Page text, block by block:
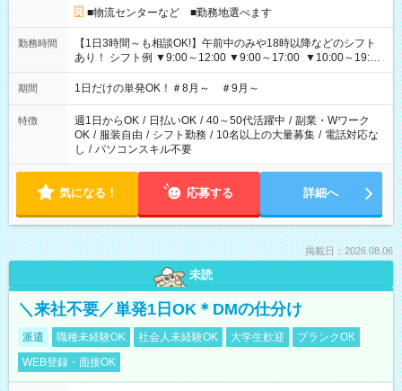
■物流センターなど ■勤務地選べます
勤務時間
【1日3時間～も相談OK!】午前中のみや18時以降などのシフト
あり！ シフト例 ▼9:00～12:00 ▼9:00～17:00 ▼10:00～19:00
▼18:00～21:00
期間 1日だけの単発OK！＃8月～ ＃9月～
特徴 週1日からOK / 日払いOK / 40～50代活躍中 / 副業・Wワーク
OK / 服装自由 / シフト勤務 / 10名以上の大量募集 / 電話対応な
し / パソコンスキル不要
気になる！ 応募する 詳細へ
掲載日：2026.08.06
未読
＼来社不要／単発1日OK＊DMの仕分け
派遣 職種未経験OK 社会人未経験OK 大学生歓迎
ブランクOK
WEB登録・面接OK